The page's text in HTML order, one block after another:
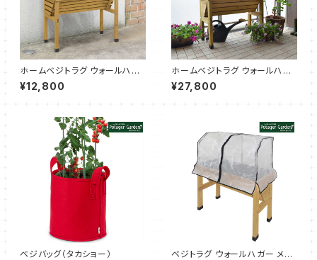
ホームベジトラグ ウォールハガ
ー コンパクト ナチュラル（タカシ
ョー）
¥12,800
ホームベジトラグ ウォールハガ
ー S ナチュラル（タカショー）
¥27,800
ベジバッグ（タカショー）
ベジトラグ ウォールハガー メッ